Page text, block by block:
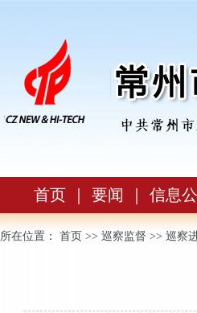
首页 要闻 信息
所在位置： 首页 >> 巡察监督 >> 巡察